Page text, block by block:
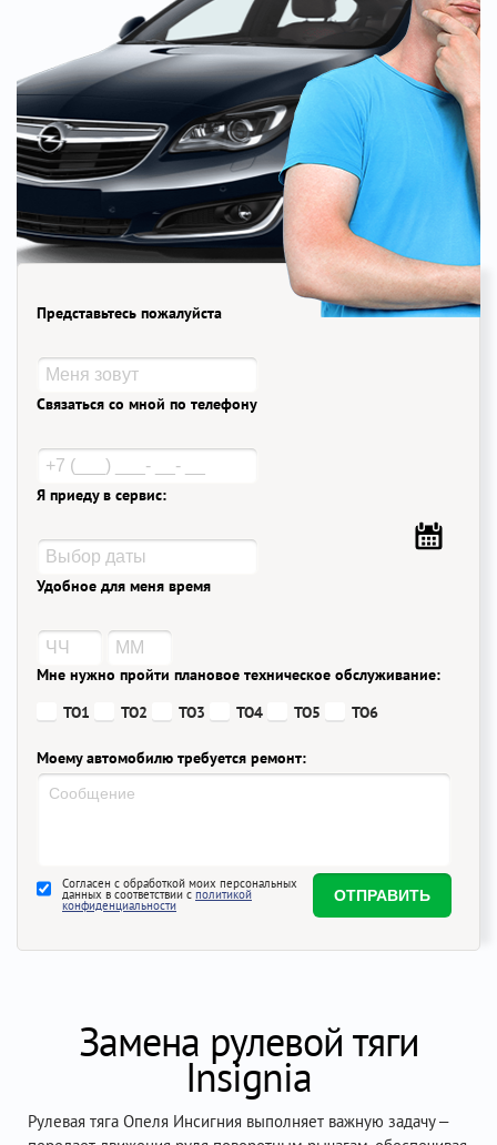
Представьтесь пожалуйста
Связаться со мной по телефону
Я приеду в сервис:
Удобное для меня время
Мне нужно пройти плановое техническое обслуживание:
ТО1
ТО2 ТО3 ТО4 ТО5 ТО6
Моему автомобилю требуется ремонт:
Согласен с обработкой моих персональных
данных в соответствии с политикой
конфиденциальности
Замена рулевой тяги
Insignia
Рулевая тяга Опеля Инсигния выполняет важную задачу –